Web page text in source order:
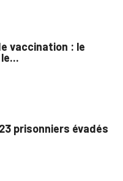
vaccination : le
prisonniers évadés